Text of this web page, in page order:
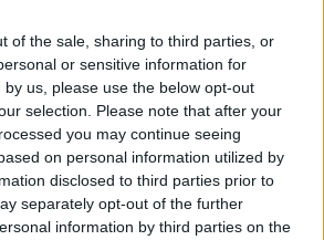
of the sale, sharing to third parties, or
or sensitive information for
us, please use the below opt-out
selection. Please note that after your
you may continue seeing
on personal information utilized by
disclosed to third parties prior to
separately opt-out of the further
information by third parties on the